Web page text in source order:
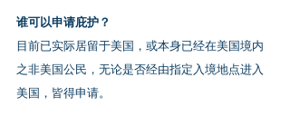
谁可以申请庇护？
目前已实际居留于美国，或本身已经在美国境内
之非美国公民，无论是否经由指定入境地点进入
美国，皆得申请。